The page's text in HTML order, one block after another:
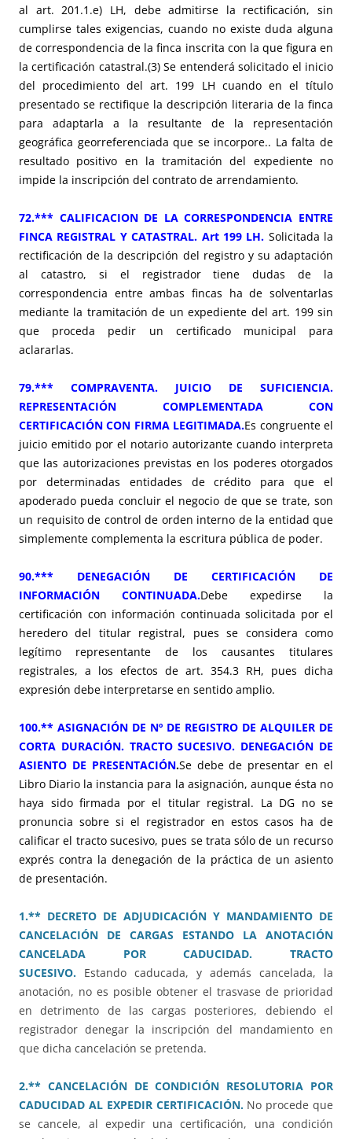
al art. 201.1.e) LH, debe admitirse la rectificación, sin
cumplirse tales exigencias, cuando no existe duda alguna
de correspondencia de la finca inscrita con la que figura en
la certificación catastral.(3) Se entenderá solicitado el inicio
del procedimiento del art. 199 LH cuando en el título
presentado se rectifique la descripción literaria de la finca
para adaptarla a la resultante de la representación
geográfica georreferenciada que se incorpore.. La falta de
resultado positivo en la tramitación del expediente no
impide la inscripción del contrato de arrendamiento.
72.*** CALIFICACION DE LA CORRESPONDENCIA ENTRE
FINCA REGISTRAL Y CATASTRAL. Art 199 LH. Solicitada la
rectificación de la descripción del registro y su adaptación
al catastro, si el registrador tiene dudas de la
correspondencia entre ambas fincas ha de solventarlas
mediante la tramitación de un expediente del art. 199 sin
que proceda pedir un certificado municipal para
aclararlas.
79.*** COMPRAVENTA. JUICIO DE SUFICIENCIA.
REPRESENTACIÓN COMPLEMENTADA CON
CERTIFICACIÓN CON FIRMA LEGITIMADA.Es congruente el
juicio emitido por el notario autorizante cuando interpreta
que las autorizaciones previstas en los poderes otorgados
por determinadas entidades de crédito para que el
apoderado pueda concluir el negocio de que se trate, son
un requisito de control de orden interno de la entidad que
simplemente complementa la escritura pública de poder.
90.*** DENEGACIÓN DE CERTIFICACIÓN DE
INFORMACIÓN CONTINUADA.Debe expedirse la
certificación con información continuada solicitada por el
heredero del titular registral, pues se considera como
legítimo representante de los causantes titulares
registrales, a los efectos de art. 354.3 RH, pues dicha
expresión debe interpretarse en sentido amplio.
100.** ASIGNACIÓN DE Nº DE REGISTRO DE ALQUILER DE
CORTA DURACIÓN. TRACTO SUCESIVO. DENEGACIÓN DE
ASIENTO DE PRESENTACIÓN.Se debe de presentar en el
Libro Diario la instancia para la asignación, aunque ésta no
haya sido firmada por el titular registral. La DG no se
pronuncia sobre si el registrador en estos casos ha de
calificar el tracto sucesivo, pues se trata sólo de un recurso
exprés contra la denegación de la práctica de un asiento
de presentación.
1.** DECRETO DE ADJUDICACIÓN Y MANDAMIENTO DE
CANCELACIÓN DE CARGAS ESTANDO LA ANOTACIÓN
CANCELADA POR CADUCIDAD. TRACTO
SUCESIVO. Estando caducada, y además cancelada, la
anotación, no es posible obtener el trasvase de prioridad
en detrimento de las cargas posteriores, debiendo el
registrador denegar la inscripción del mandamiento en
que dicha cancelación se pretenda.
2.** CANCELACIÓN DE CONDICIÓN RESOLUTORIA POR
CADUCIDAD AL EXPEDIR CERTIFICACIÓN.No procede que
se cancele, al expedir una certificación, una condición